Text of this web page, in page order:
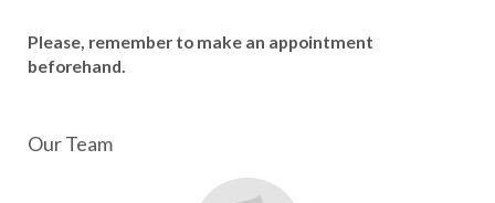
Please, remember to make an appointment
beforehand.
Our Team